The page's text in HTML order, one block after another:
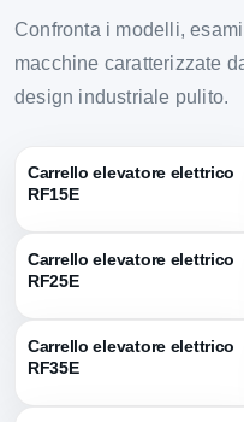
Confronta i modelli,
macchine caratterizzate
design industriale pulito.
Carrello elevatore elettrico
RF15E
Carrello elevatore elettrico
RF25E
Carrello elevatore elettrico
RF35E